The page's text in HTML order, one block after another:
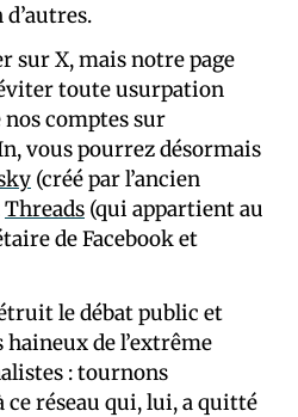
d’autres.
sur X, mais notre page
toute usurpation
nos comptes sur
vous pourrez désormais
(créé par l’ancien
Threads (qui appartient au
de Facebook et
le débat public et
de l’extrême
: tournons
ce réseau qui, lui, a quitté